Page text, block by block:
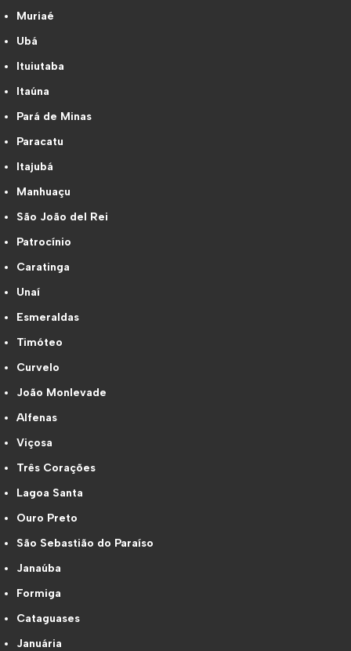
Muriaé
Ubá
Ituiutaba
Itaúna
Pará de Minas
Paracatu
Itajubá
Manhuaçu
São João del Rei
Patrocínio
Caratinga
Unaí
Esmeraldas
Timóteo
Curvelo
João Monlevade
Alfenas
Viçosa
Três Corações
Lagoa Santa
Ouro Preto
São Sebastião do Paraíso
Janaúba
Formiga
Cataguases
Januária